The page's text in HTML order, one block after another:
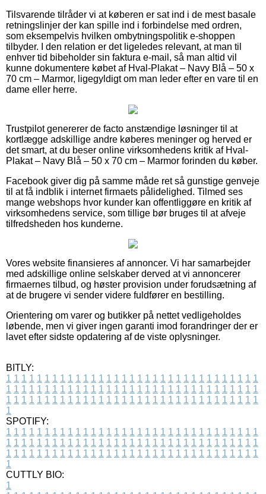
Tilsvarende tilråder vi at køberen er sat ind i de mest basale
retningslinjer der kan spille ind i forbindelse med ordren,
som eksempelvis hvilken ombytningspolitik e-shoppen
tilbyder. I den relation er det ligeledes relevant, at man til
enhver tid bibeholder sin faktura e-mail, så man altid vil
kunne dokumentere købet af Hval-Plakat – Navy Blå – 50 x
70 cm – Marmor, ligegyldigt om man leder efter en vare til en
dame eller herre.
Trustpilot genererer de facto anstændige løsninger til at
kortlægge adskillige andre køberes meninger og herved er
det smart, at du beser online virksomhedens kritik af Hval-
Plakat – Navy Blå – 50 x 70 cm – Marmor forinden du køber.
Facebook giver dig på samme måde ret så gunstige genveje
til at få indblik i internet firmaets pålidelighed. Tilmed ses
mange webshops hvor kunder kan offentliggøre en kritik af
virksomhedens service, som tillige bør bruges til at afveje
tilfredsheden hos kunderne.
Vores website finansieres af annoncer. Vi har samarbejder
med adskillige online selskaber derved at vi annoncerer
firmaernes tilbud, og høster provision under forudsætning af
at de brugere vi sender videre fuldfører en bestilling.
Orientering om varer og butikker på nettet vedligeholdes
løbende, men vi giver ingen garanti imod forandringer der er
lavet efter sidste opdatering af de viste oplysninger.
BITLY:
1 1 1 1 1 1 1 1 1 1 1 1 1 1 1 1 1 1 1 1 1 1 1 1 1 1 1 1 1 1 1 1 1
1 1 1 1 1 1 1 1 1 1 1 1 1 1 1 1 1 1 1 1 1 1 1 1 1 1 1 1 1 1 1 1 1
1 1 1 1 1 1 1 1 1 1 1 1 1 1 1 1 1 1 1 1 1 1 1 1 1 1 1 1 1 1 1 1 1
1
SPOTIFY:
1 1 1 1 1 1 1 1 1 1 1 1 1 1 1 1 1 1 1 1 1 1 1 1 1 1 1 1 1 1 1 1 1
1 1 1 1 1 1 1 1 1 1 1 1 1 1 1 1 1 1 1 1 1 1 1 1 1 1 1 1 1 1 1 1 1
1 1 1 1 1 1 1 1 1 1 1 1 1 1 1 1 1 1 1 1 1 1 1 1 1 1 1 1 1 1 1 1 1
1
CUTTLY BIO:
1